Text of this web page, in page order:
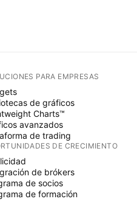
PARA EMPRESAS
de gráficos
Charts™
avanzados
de trading
DE CRECIMIENTO
de brókers
de socios
de formación